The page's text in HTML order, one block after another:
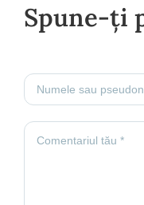
Spune-ți